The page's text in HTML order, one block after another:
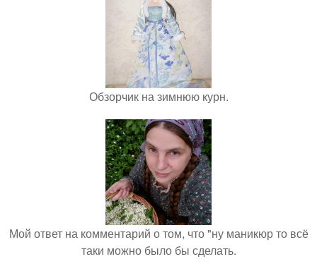
Обзорчик на зимнюю курн.
Мой ответ на комментарий о том, что "ну маникюр то всё
таки можно было бы сделать.